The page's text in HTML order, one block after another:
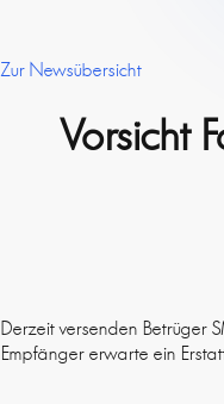
Zur Newsübersicht
Vorsicht
Derzeit versenden Betrüger
Empfänger erwarte ein